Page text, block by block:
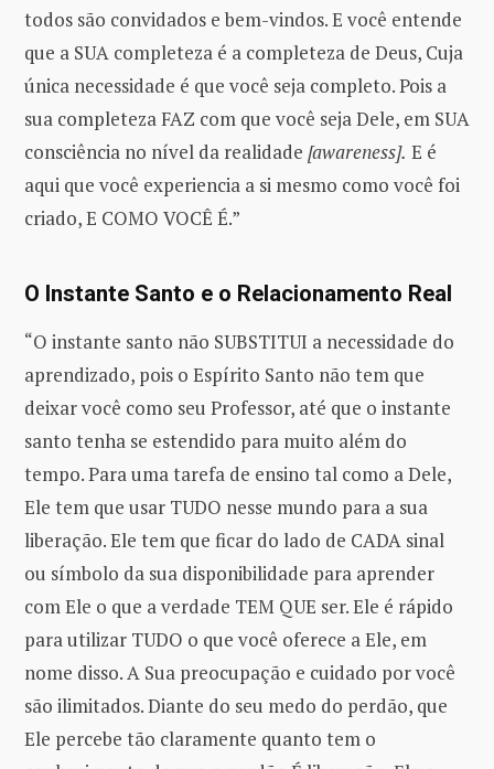
todos são convidados e bem-vindos. E você entende
que a SUA completeza é a completeza de Deus, Cuja
única necessidade é que você seja completo. Pois a
sua completeza FAZ com que você seja Dele, em SUA
consciência no nível da realidade [awareness]. E é
aqui que você experiencia a si mesmo como você foi
criado, E COMO VOCÊ É.”
O Instante Santo e o Relacionamento Real
“O instante santo não SUBSTITUI a necessidade do
aprendizado, pois o Espírito Santo não tem que
deixar você como seu Professor, até que o instante
santo tenha se estendido para muito além do
tempo. Para uma tarefa de ensino tal como a Dele,
Ele tem que usar TUDO nesse mundo para a sua
liberação. Ele tem que ficar do lado de CADA sinal
ou símbolo da sua disponibilidade para aprender
com Ele o que a verdade TEM QUE ser. Ele é rápido
para utilizar TUDO o que você oferece a Ele, em
nome disso. A Sua preocupação e cuidado por você
são ilimitados. Diante do seu medo do perdão, que
Ele percebe tão claramente quanto tem o